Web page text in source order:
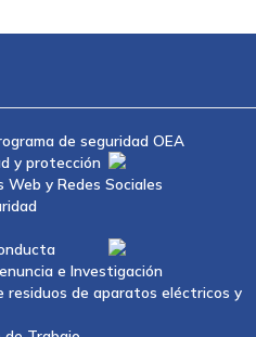
de seguridad OEA
y protección
y Redes Sociales
e Investigación
residuos de aparatos eléctricos y